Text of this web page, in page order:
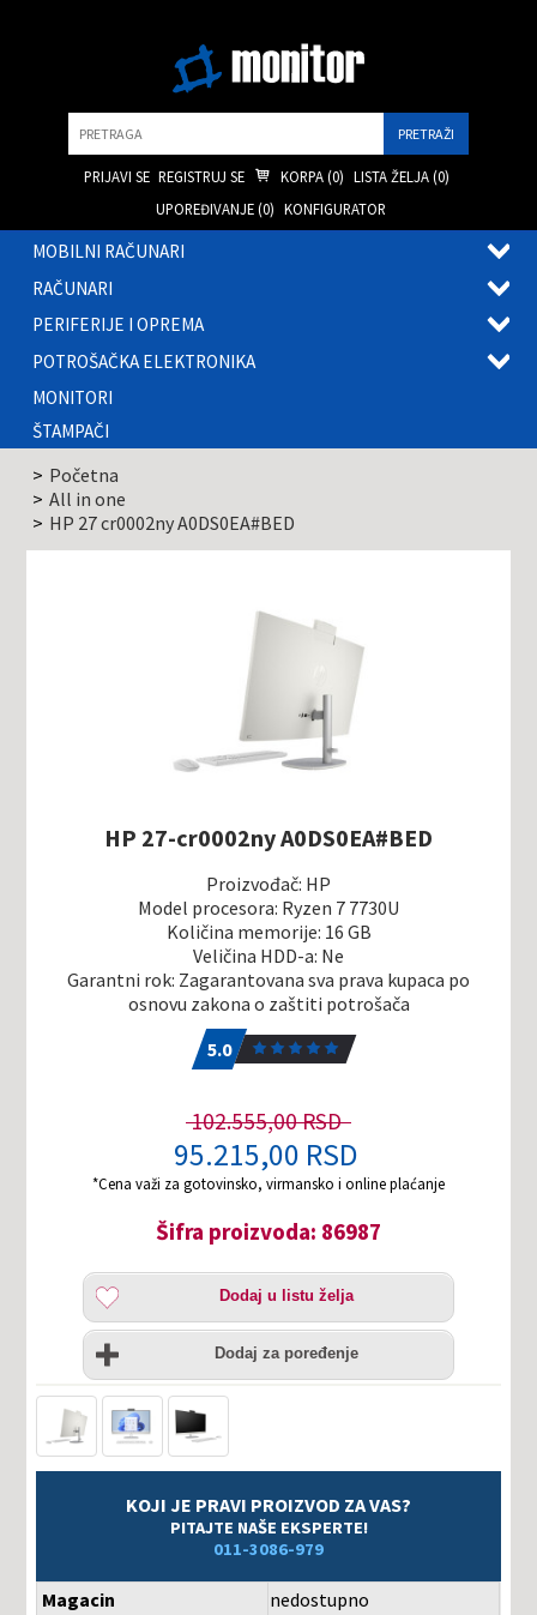
PRIJAVI SE REGISTRUJ SE KORPA (0) LISTA ŽELJA (0)
UPOREĐIVANJE (0) KONFIGURATOR
MOBILNI RAČUNARI
RAČUNARI
PERIFERIJE I OPREMA
POTROŠAČKA ELEKTRONIKA
MONITORI
ŠTAMPAČI
Početna
All in one
HP 27 cr0002ny A0DS0EA#BED
HP 27-cr0002ny A0DS0EA#BED
Proizvođač: HP
Model procesora: Ryzen 7 7730U
Količina memorije: 16 GB
Veličina HDD-a: Ne
Garantni rok: Zagarantovana sva prava kupaca po
osnovu zakona o zaštiti potrošača
5.0
102.555,00 RSD
95.215,00 RSD
*Cena važi za gotovinsko, virmansko i online plaćanje
Šifra proizvoda: 86987
Dodaj
listu
želja
Dodaj u listu želja
Uporedi
Dodaj za poređenje
KOJI JE PRAVI PROIZVOD ZA VAS?
PITAJTE NAŠE EKSPERTE!
011-3086-979
Magacin
nedostupno